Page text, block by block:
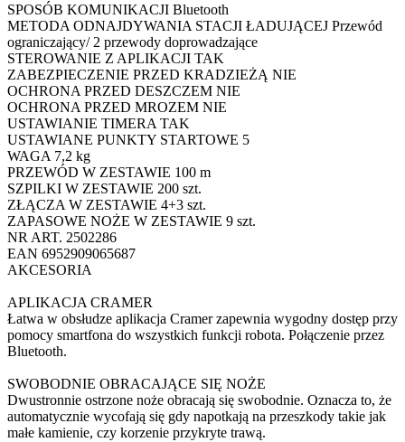
SPOSÓB KOMUNIKACJI Bluetooth
METODA ODNAJDYWANIA STACJI ŁADUJĄCEJ Przewód
ograniczający/ 2 przewody doprowadzające
STEROWANIE Z APLIKACJI TAK
ZABEZPIECZENIE PRZED KRADZIEŻĄ NIE
OCHRONA PRZED DESZCZEM NIE
OCHRONA PRZED MROZEM NIE
USTAWIANIE TIMERA TAK
USTAWIANE PUNKTY STARTOWE 5
WAGA 7,2 kg
PRZEWÓD W ZESTAWIE 100 m
SZPILKI W ZESTAWIE 200 szt.
ZŁĄCZA W ZESTAWIE 4+3 szt.
ZAPASOWE NOŻE W ZESTAWIE 9 szt.
NR ART. 2502286
EAN 6952909065687
AKCESORIA
APLIKACJA CRAMER
Łatwa w obsłudze aplikacja Cramer zapewnia wygodny dostęp przy
pomocy smartfona do wszystkich funkcji robota. Połączenie przez
Bluetooth.
SWOBODNIE OBRACAJĄCE SIĘ NOŻE
Dwustronnie ostrzone noże obracają się swobodnie. Oznacza to, że
automatycznie wycofają się gdy napotkają na przeszkody takie jak
małe kamienie, czy korzenie przykryte trawą.